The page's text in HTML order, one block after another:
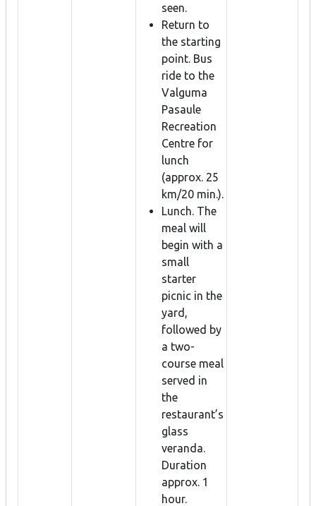
seen.
Return to
the starting
point. Bus
ride to the
Valguma
Pasaule
Recreation
Centre for
lunch
(approx. 25
km/20 min.).
Lunch. The
meal will
begin with a
small
starter
picnic in the
yard,
followed by
a two-
course meal
served in
the
restaurant’s
glass
veranda.
Duration
approx. 1
hour.